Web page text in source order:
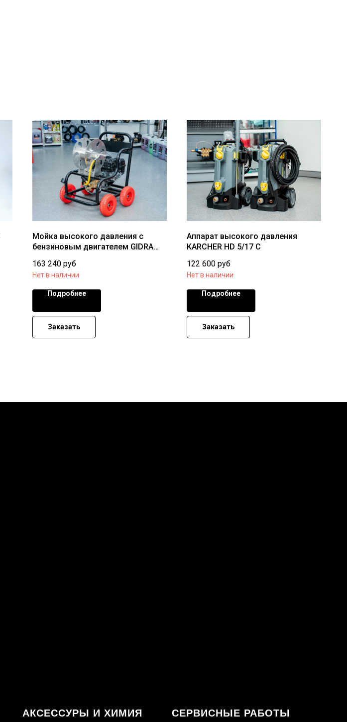
Мойка высокого давления с
бензиновым двигателем GIDRA
163 240 руб
Нет в наличии
Подробнее
Заказать
Аппарат высокого давления
KARCHER HD 5/17 C
122 600 руб
Нет в наличии
Подробнее
Заказать
АКСЕССУРЫ И ХИМИЯ СЕРВИСНЫЕ РАБОТЫ